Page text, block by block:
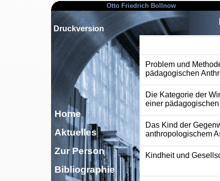
Otto Friedrich Bollnow
Druckversion
Home
Aktuelles
Zur Person
Bibliographie
Problem und
pädagogischen
Die Kategorie der
einer
Das Kind der
anthropologischem
Kindheit und